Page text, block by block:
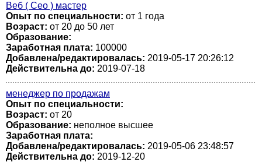
Веб ( Сео ) мастер
Опыт по специальности: от 1 года
Возраст: от 20 до 50 лет
Образование:
Заработная плата: 100000
Добавлена/редактировалась: 2019-05-17 20:26:12
Действительна до: 2019-07-18
менеджер по продажам
Опыт по специальности:
Возраст: от 20
Образование: неполное высшее
Заработная плата:
Добавлена/редактировалась: 2019-05-06 23:48:57
Действительна до: 2019-12-20